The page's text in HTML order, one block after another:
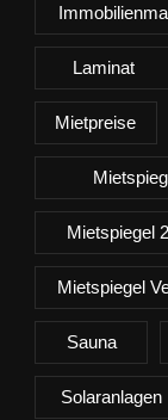
Laminat
Mietpreise
Mietspiegel
Mietspiegel
Sauna
Solaranlagen